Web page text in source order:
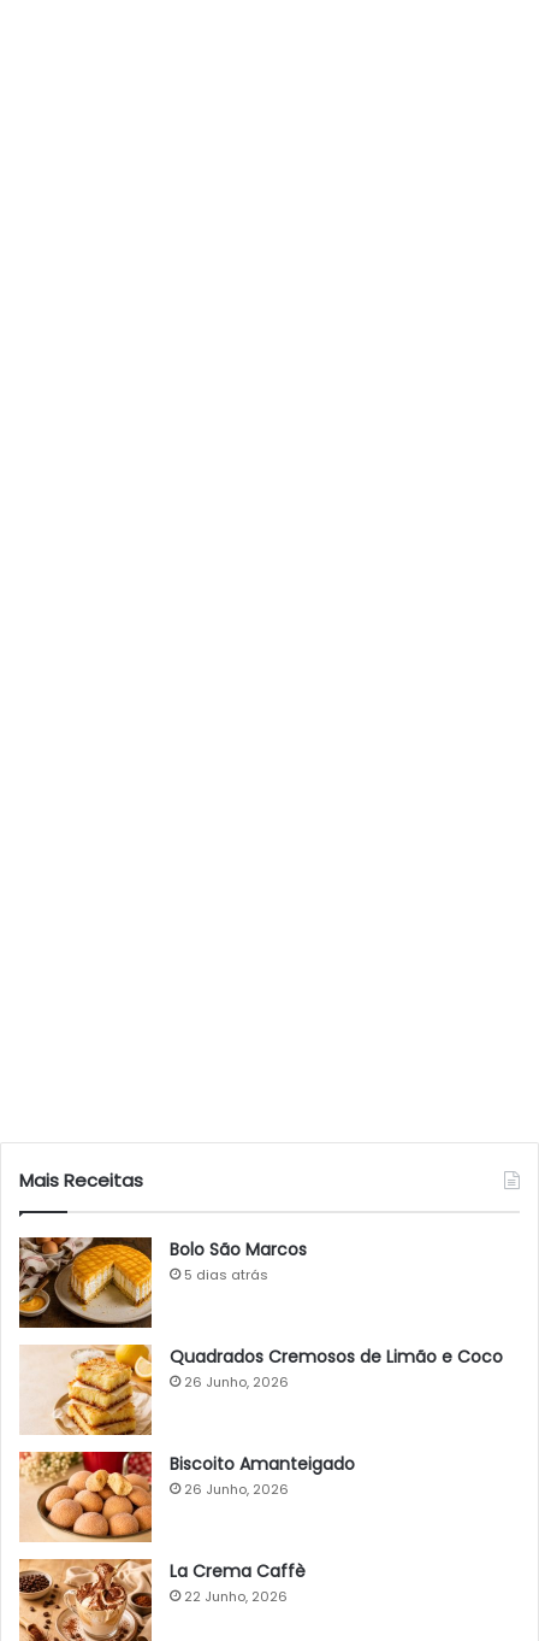
Mais Receitas
Bolo São Marcos
5 dias atrás
Quadrados Cremosos de Limão e Coco
26 Junho, 2026
Biscoito Amanteigado
26 Junho, 2026
La Crema Caffè
22 Junho, 2026